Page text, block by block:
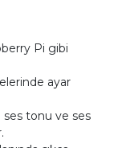
Pi gibi
ayar
ses tonu ve ses